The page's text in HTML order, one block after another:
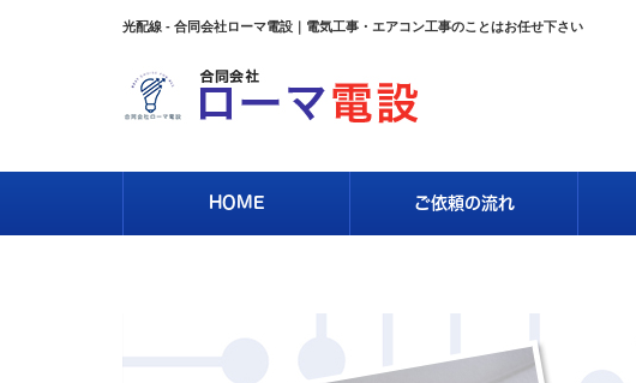
光配線 - 合同会社ローマ電設｜電気工事・エアコン工事のことはお任せ下さい
HOME ご依頼の流れ